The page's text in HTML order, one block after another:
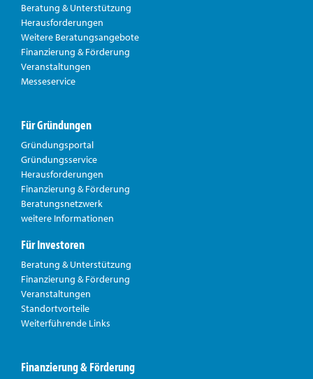
Beratung & Unterstützung
Herausforderungen
Weitere Beratungsangebote
Finanzierung & Förderung
Veranstaltungen
Messeservice
Für Gründungen
Gründungsportal
Gründungsservice
Herausforderungen
Finanzierung & Förderung
Beratungsnetzwerk
weitere Informationen
Für Investoren
Beratung & Unterstützung
Finanzierung & Förderung
Veranstaltungen
Standortvorteile
Weiterführende Links
Finanzierung & Förderung